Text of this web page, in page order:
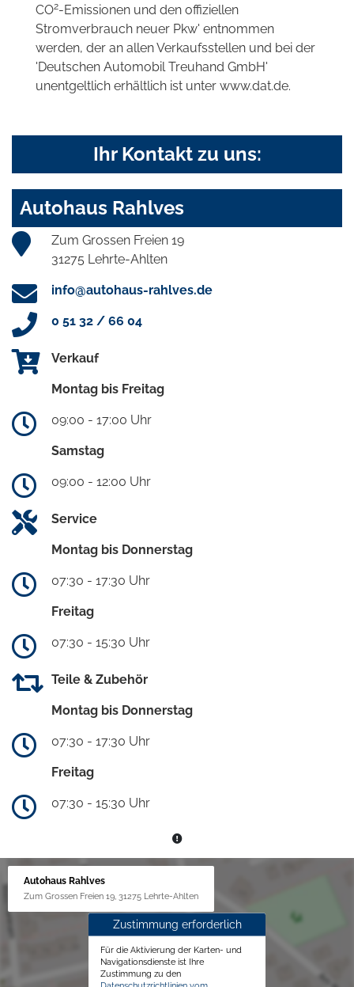
CO2-Emissionen und den offiziellen
Stromverbrauch neuer Pkw' entnommen
werden, der an allen Verkaufsstellen und bei der
'Deutschen Automobil Treuhand GmbH'
unentgeltlich erhältlich ist unter www.dat.de.
Ihr Kontakt zu uns:
Autohaus Rahlves
Zum Grossen Freien 19
31275 Lehrte-Ahlten
info@autohaus-rahlves.de
0 51 32 / 66 04
Verkauf
Montag bis Freitag
09:00 - 17:00 Uhr
Samstag
09:00 - 12:00 Uhr
Service
Montag bis Donnerstag
07:30 - 17:30 Uhr
Freitag
07:30 - 15:30 Uhr
Teile & Zubehör
Montag bis Donnerstag
07:30 - 17:30 Uhr
Freitag
07:30 - 15:30 Uhr
Autohaus Rahlves
Zum Grossen Freien 19, 31275 Lehrte-Ahlten
Zustimmung erforderlich
Für die Aktivierung der Karten- und
Navigationsdienste ist Ihre
Zustimmung zu den